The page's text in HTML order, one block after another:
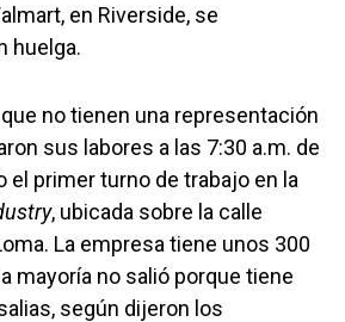
en Riverside, se
huelga.
no tienen una representación
sus labores a las 7:30 a.m. de
el primer turno de trabajo en la
, ubicada sobre la calle
La empresa tiene unos 300
mayoría no salió porque tiene
según dijeron los